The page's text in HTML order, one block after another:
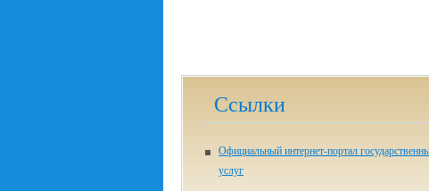
Ссылки
Официальный интернет-портал
услуг